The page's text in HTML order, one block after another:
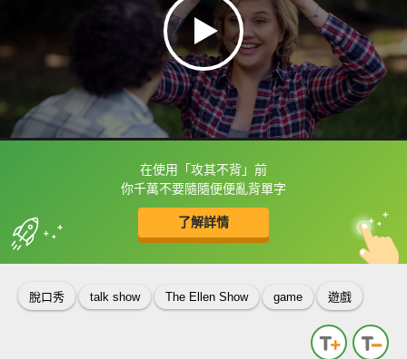
在使用「攻其不背」前
你千萬不要隨隨便便亂背單字
了解詳情
框選或點兩下字幕可以直接查字典喔！
收錄佳句 中
英
脫口秀 talk show The Ellen Show game 遊戲